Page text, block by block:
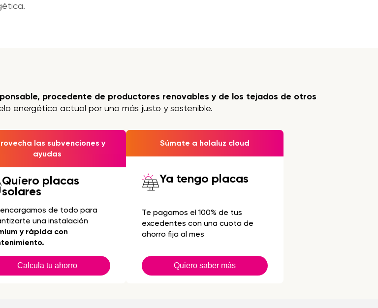
procedente de productores renovables y de los tejados de otros
energético actual por uno más justo y sostenible.
las subvenciones y
ayudas
Quiero placas
solares
de todo para
una instalación
y rápida con
Calcula tu ahorro
Súmate a holaluz cloud
Ya tengo placas
Te pagamos el 100% de tus
excedentes con una cuota de
ahorro fija al mes
Quiero saber más